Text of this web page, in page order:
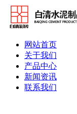
网站首页
关于我们
产品中心
新闻资讯
联系我们